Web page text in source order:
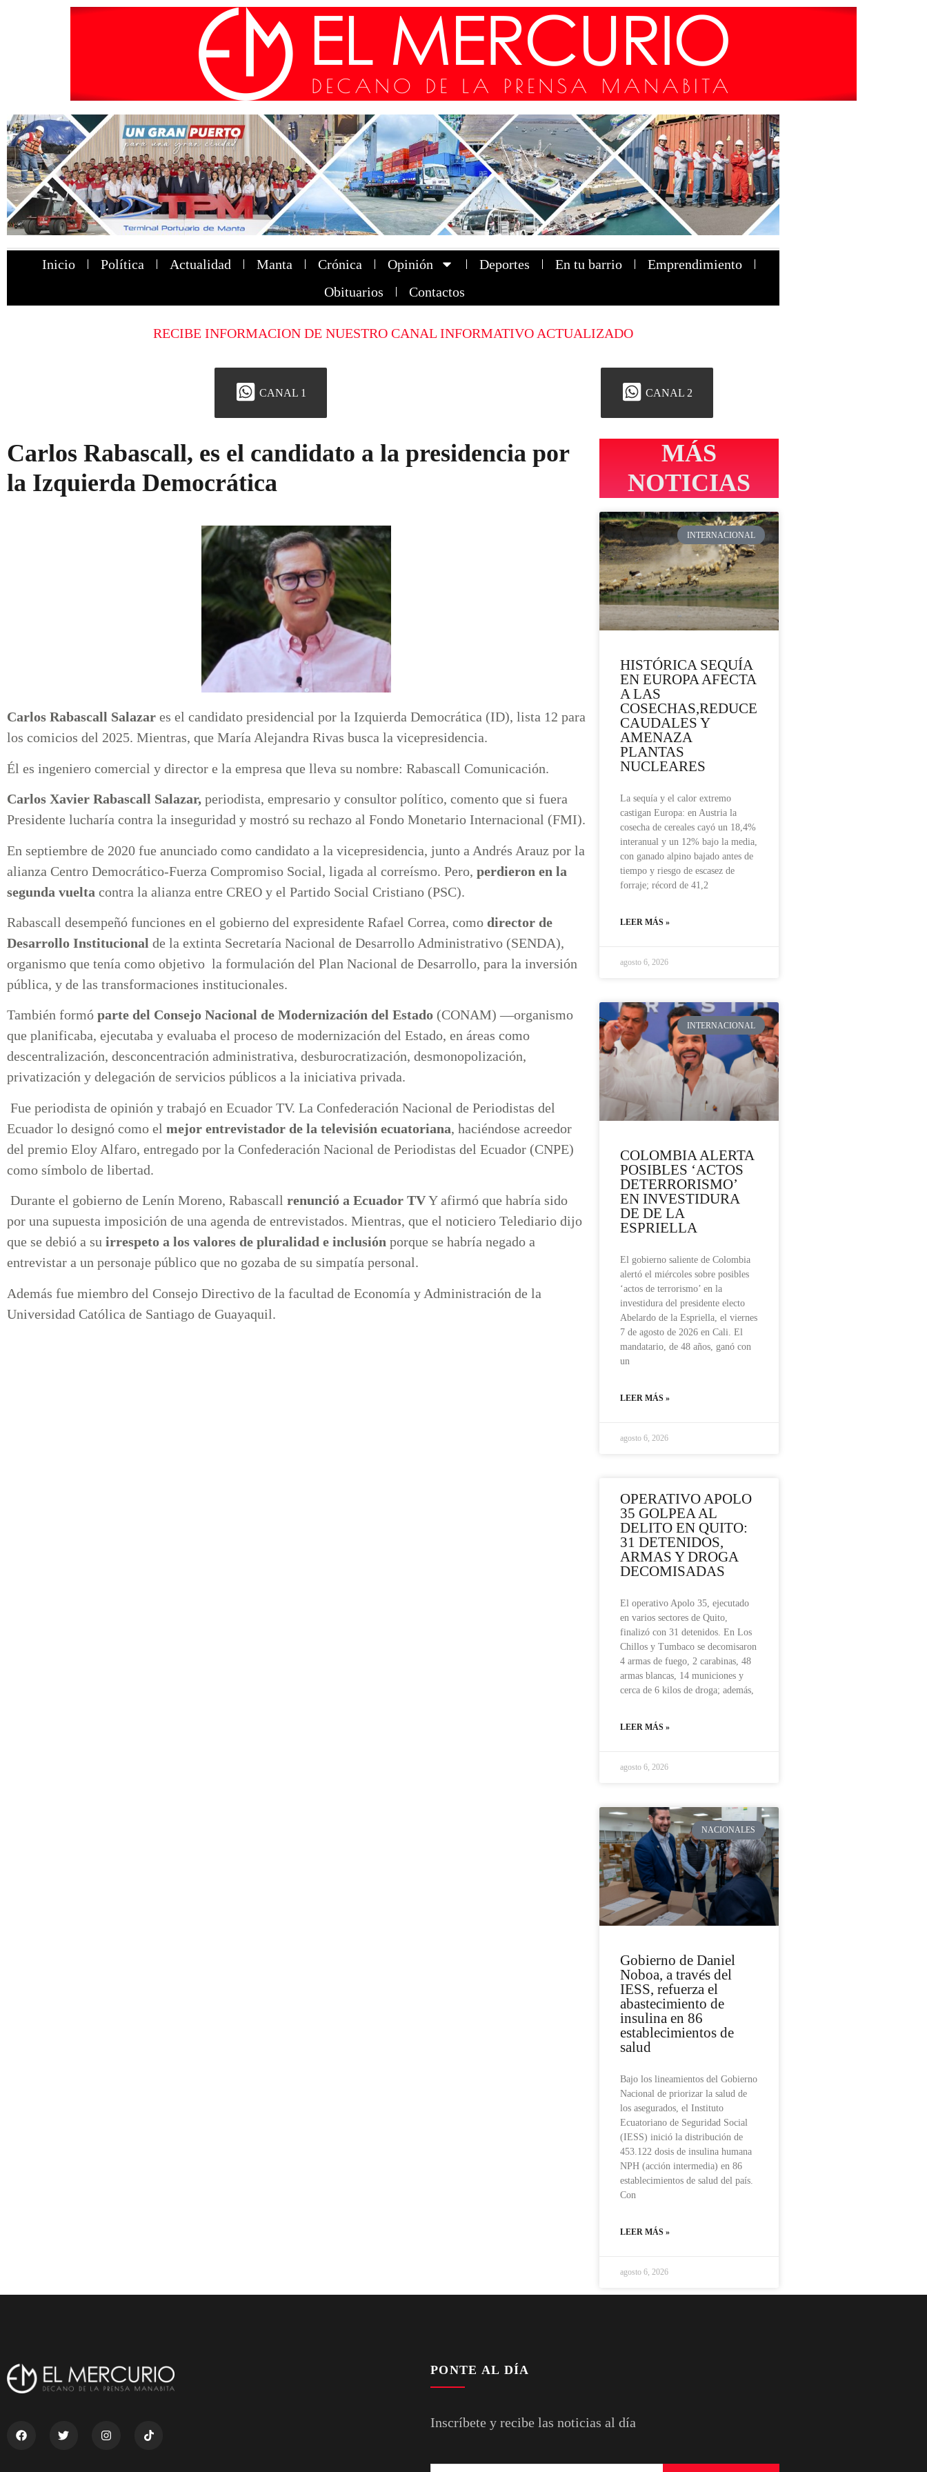
Inicio Política Actualidad Manta Crónica Opinión Deportes En tu barrio
Emprendimiento
Obituarios
Contactos
RECIBE INFORMACION DE NUESTRO CANAL INFORMATIVO ACTUALIZADO
CANAL 1 CANAL 2
Carlos Rabascall, es el candidato a la presidencia por
la Izquierda Democrática
Carlos Rabascall Salazar es el candidato presidencial por la Izquierda Democrática (ID), lista 12 para
los comicios del 2025. Mientras, que María Alejandra Rivas busca la vicepresidencia.
Él es ingeniero comercial y director e la empresa que lleva su nombre: Rabascall Comunicación.
Carlos Xavier Rabascall Salazar, periodista, empresario y consultor político, comento que si fuera
Presidente lucharía contra la inseguridad y mostró su rechazo al Fondo Monetario Internacional (FMI).
En septiembre de 2020 fue anunciado como candidato a la vicepresidencia, junto a Andrés Arauz por la
alianza Centro Democrático-Fuerza Compromiso Social, ligada al correísmo. Pero, perdieron en la
segunda vuelta contra la alianza entre CREO y el Partido Social Cristiano (PSC).
Rabascall desempeñó funciones en el gobierno del expresidente Rafael Correa, como director de
Desarrollo Institucional de la extinta Secretaría Nacional de Desarrollo Administrativo (SENDA),
organismo que tenía como objetivo la formulación del Plan Nacional de Desarrollo, para la inversión
pública, y de las transformaciones institucionales.
También formó parte del Consejo Nacional de Modernización del Estado (CONAM) —organismo
que planificaba, ejecutaba y evaluaba el proceso de modernización del Estado, en áreas como
descentralización, desconcentración administrativa, desburocratización, desmonopolización,
privatización y delegación de servicios públicos a la iniciativa privada.
Fue periodista de opinión y trabajó en Ecuador TV. La Confederación Nacional de Periodistas del
Ecuador lo designó como el mejor entrevistador de la televisión ecuatoriana, haciéndose acreedor
del premio Eloy Alfaro, entregado por la Confederación Nacional de Periodistas del Ecuador (CNPE)
como símbolo de libertad.
Durante el gobierno de Lenín Moreno, Rabascall renunció a Ecuador TVY afirmó que habría sido
por una supuesta imposición de una agenda de entrevistados. Mientras, que el noticiero Telediario dijo
que se debió a su irrespeto a los valores de pluralidad e inclusión porque se habría negado a
entrevistar a un personaje público que no gozaba de su simpatía personal.
Además fue miembro del Consejo Directivo de la facultad de Economía y Administración de la
Universidad Católica de Santiago de Guayaquil.
MÁS
NOTICIAS
INTERNACIONAL
HISTÓRICA SEQUÍA
EN EUROPA AFECTA
A LAS
COSECHAS,REDUCE
CAUDALES Y
AMENAZA
PLANTAS
NUCLEARES
La sequía y el calor extremo
castigan Europa: en Austria la
cosecha de cereales cayó un 18,4%
interanual y un 12% bajo la media,
con ganado alpino bajado antes de
tiempo y riesgo de escasez de
forraje; récord de 41,2
LEER MÁS »
agosto 6, 2026
INTERNACIONAL
COLOMBIA ALERTA
POSIBLES ‘ACTOS
DETERRORISMO’
EN INVESTIDURA
DE DE LA
ESPRIELLA
El gobierno saliente de Colombia
alertó el miércoles sobre posibles
‘actos de terrorismo’ en la
investidura del presidente electo
Abelardo de la Espriella, el viernes
7 de agosto de 2026 en Cali. El
mandatario, de 48 años, ganó con
un
LEER MÁS »
agosto 6, 2026
OPERATIVO APOLO
35 GOLPEA AL
DELITO EN QUITO:
31 DETENIDOS,
ARMAS Y DROGA
DECOMISADAS
El operativo Apolo 35, ejecutado
en varios sectores de Quito,
finalizó con 31 detenidos. En Los
Chillos y Tumbaco se decomisaron
4 armas de fuego, 2 carabinas, 48
armas blancas, 14 municiones y
cerca de 6 kilos de droga; además,
LEER MÁS »
agosto 6, 2026
NACIONALES
Gobierno de Daniel
Noboa, a través del
IESS, refuerza el
abastecimiento de
insulina en 86
establecimientos de
salud
Bajo los lineamientos del Gobierno
Nacional de priorizar la salud de
los asegurados, el Instituto
Ecuatoriano de Seguridad Social
(IESS) inició la distribución de
453.122 dosis de insulina humana
NPH (acción intermedia) en 86
establecimientos de salud del país.
Con
LEER MÁS »
agosto 6, 2026
PONTE AL DÍA
Inscríbete y recibe las noticias al día